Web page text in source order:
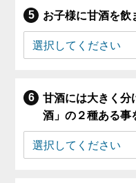
お子様に甘酒を飲
甘酒には大きく分
酒」の２種ある事